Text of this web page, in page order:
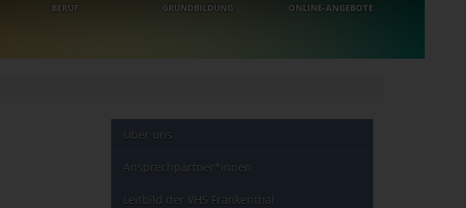
BERUF GRUNDBILDUNG ONLINE-ANGEBOTE
Über uns
Ansprechpartner*innen
Leitbild der VHS Frankenthal